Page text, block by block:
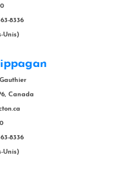
8336
Unis)
Canada
8336
Unis)